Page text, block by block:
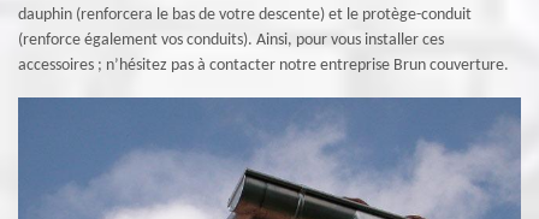
dauphin (renforcera le bas de votre descente) et le protège-conduit
(renforce également vos conduits). Ainsi, pour vous installer ces
accessoires ; n’hésitez pas à contacter notre entreprise Brun couverture.